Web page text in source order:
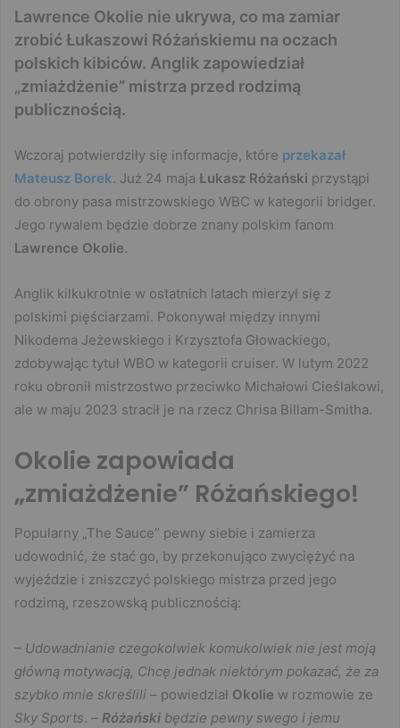
Lawrence Okolie nie ukrywa, co ma zamiar
zrobić Łukaszowi Różańskiemu na oczach
polskich kibiców. Anglik zapowiedział
„zmiażdżenie” mistrza przed rodzimą
publicznością.
Wczoraj potwierdziły się informacje, które przekazał
Mateusz Borek. Już 24 maja Łukasz Różański przystąpi
do obrony pasa mistrzowskiego WBC w kategorii bridger.
Jego rywalem będzie dobrze znany polskim fanom
Lawrence Okolie.
Anglik kilkukrotnie w ostatnich latach mierzył się z
polskimi pięściarzami. Pokonywał między innymi
Nikodema Jeżewskiego i Krzysztofa Głowackiego,
zdobywając tytuł WBO w kategorii cruiser. W lutym 2022
roku obronił mistrzostwo przeciwko Michałowi Cieślakowi,
ale w maju 2023 stracił je na rzecz Chrisa Billam-Smitha.
Okolie zapowiada
„zmiażdżenie” Różańskiego!
Popularny „The Sauce” pewny siebie i zamierza
udowodnić, że stać go, by przekonująco zwyciężyć na
wyjeździe i zniszczyć polskiego mistrza przed jego
rodzimą, rzeszowską publicznością:
– Udowadnianie czegokolwiek komukolwiek nie jest moją
główną motywacją, Chcę jednak niektórym pokazać, że za
szybko mnie skreślili – powiedział Okolie w rozmowie ze
Sky Sports. – Różański będzie pewny swego i jemu